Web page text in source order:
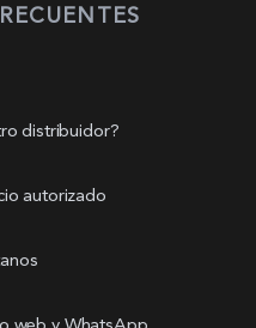
distribuidor?
autorizado